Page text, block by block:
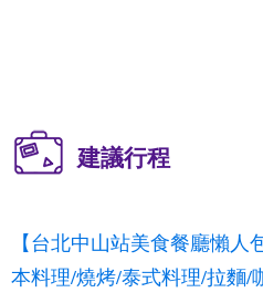
建議行程
【台北中山站美食餐廳懶
本料理/燒烤/泰式料理/拉麵/